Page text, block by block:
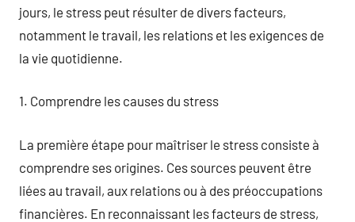
jours, le stress peut résulter de divers facteurs,
notamment le travail, les relations et les exigences de
la vie quotidienne.
1. Comprendre les causes du stress
La première étape pour maîtriser le stress consiste à
comprendre ses origines. Ces sources peuvent être
liées au travail, aux relations ou à des préoccupations
financières. En reconnaissant les facteurs de stress,